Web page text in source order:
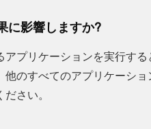
に影響しますか?
プリケーションを実行す
のすべてのアプリケーシ
さい。